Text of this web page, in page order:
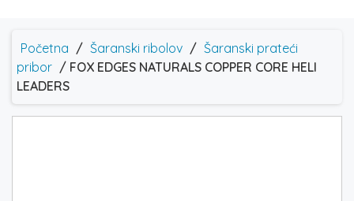
Početna / Šaranski ribolov / Šaranski prateći
pribor / FOX EDGES NATURALS COPPER CORE HELI
LEADERS